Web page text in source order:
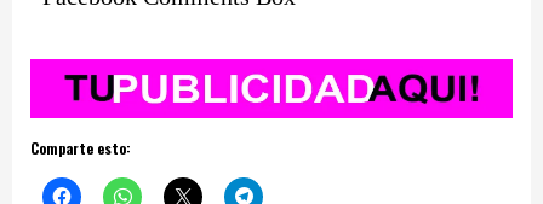
Comparte esto: